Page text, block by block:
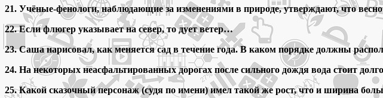
21. Учёные-фенологи, наблюдающие за изменениями в природе, утверждают, что
22. Если флюгер указывает на север, то дует ветер…
23. Саша нарисовал, как меняется сад в течение года. В каком порядке должны
24. На некоторых неасфальтированных дорогах после сильного дождя вода стоит
25. Какой сказочный персонаж (судя по имени) имел такой же рост, что и ширина